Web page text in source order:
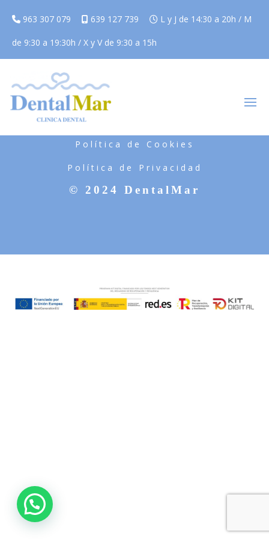
963 307 079 639 127 739 L y J de 14:30 a 20h / M
de 9:30 a 19:30h / X y V de 9:30 a 15h
Política de Cookies
Política de Privacidad
© 2024 DentalMar